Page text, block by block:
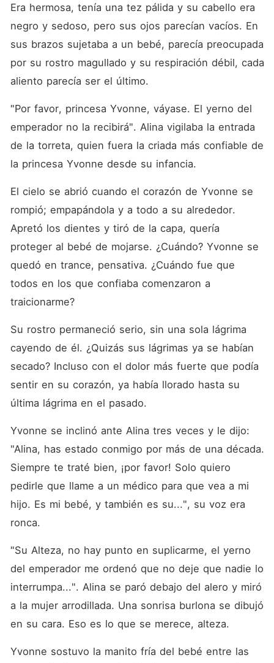
había presenciado la trágica
muerte de su único hijo y
una hermana que había
experimentado la tortura de
su hermana mayor. Ahora, a
la edad de ocho años,
sabiendo los verdaderos
vea por sí mismo!
Era hermosa, tenía una tez pálida y su cabello era
negro y sedoso, pero sus ojos parecían vacíos. En
sus brazos sujetaba a un bebé, parecía preocupada
por su rostro magullado y su respiración débil, cada
aliento parecía ser el último.
"Por favor, princesa Yvonne, váyase. El yerno del
emperador no la recibirá". Alina vigilaba la entrada
de la torreta, quien fuera la criada más confiable de
la princesa Yvonne desde su infancia.
El cielo se abrió cuando el corazón de Yvonne se
rompió; empapándola y a todo a su alrededor.
Apretó los dientes y tiró de la capa, quería
proteger al bebé de mojarse. ¿Cuándo? Yvonne se
quedó en trance, pensativa. ¿Cuándo fue que
todos en los que confiaba comenzaron a
traicionarme?
Su rostro permaneció serio, sin una sola lágrima
cayendo de él. ¿Quizás sus lágrimas ya se habían
secado? Incluso con el dolor más fuerte que podía
sentir en su corazón, ya había llorado hasta su
última lágrima en el pasado.
Yvonne se inclinó ante Alina tres veces y le dijo:
"Alina, has estado conmigo por más de una década.
Siempre te traté bien, ¡por favor! Solo quiero
pedirle que llame a un médico para que vea a mi
hijo. Es mi bebé, y también es su...", su voz era
ronca.
"Su Alteza, no hay punto en suplicarme, el yerno
del emperador me ordenó que no deje que nadie lo
interrumpa...". Alina se paró debajo del alero y miró
a la mujer arrodillada. Una sonrisa burlona se dibujó
en su cara. Eso es lo que se merece, alteza.
Yvonne sostuvo la manito fría del bebé entre las